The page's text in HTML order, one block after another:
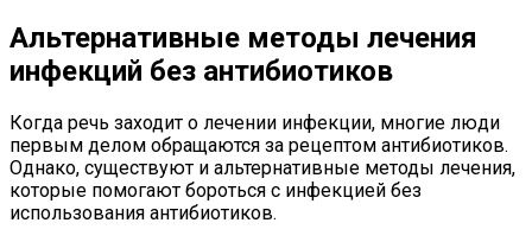
Альтернативные методы лечения
инфекций без антибиотиков
Когда речь заходит о лечении инфекции, многие люди
первым делом обращаются за рецептом антибиотиков.
Однако, существуют и альтернативные методы лечения,
которые помогают бороться с инфекцией без
использования антибиотиков.